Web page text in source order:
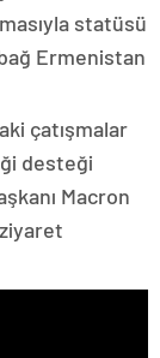
statüsü
Ermenistan
çatışmalar
desteği
Macron